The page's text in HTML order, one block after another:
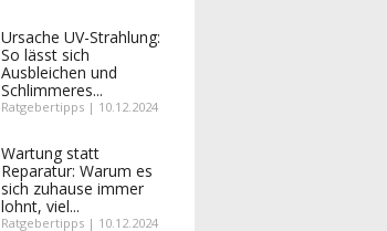
Ursache UV-Strahlung:
So lässt sich
Ausbleichen und
Schlimmeres...
Ratgebertipps | 10.12.2024
Wartung statt
Reparatur: Warum es
sich zuhause immer
lohnt, viel...
Ratgebertipps | 10.12.2024